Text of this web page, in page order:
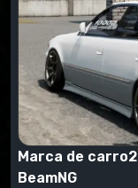
Marca de carro2
BeamNG